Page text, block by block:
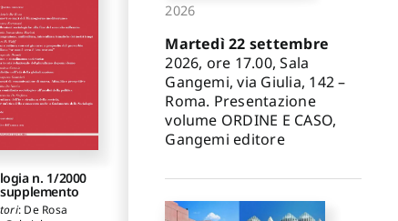
n. 1/2000
: De Rosa
2026
Martedì 22 settembre
2026, ore 17.00, Sala
Gangemi, via Giulia, 142 –
Roma. Presentazione
volume ORDINE E CASO,
Gangemi editore